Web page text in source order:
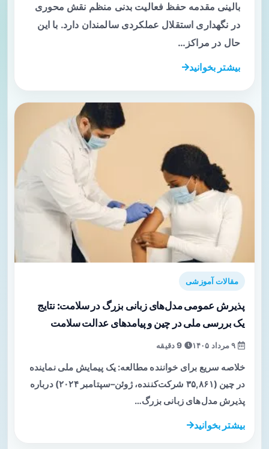
بالینی مقدمه حفظ فعالیت بدنی منظم نقش محوری
در نگهداری استقلال عملکردی سالمندان دارد. با این
حال در مراکز…
بیشتر بخوانید
مقالات آموزشی
پذیرش عمومی مدل‌های زبانی بزرگ در سلامت: نتایج
یک بررسی ملی در چین و پیامدهای عدالت سلامت
خلاصه سریع برای خواننده مطالعه: یک پیمایش ملی نماینده
در چین (۳۵,۸۶۱ شرکت‌کننده، ژوئن–سپتامبر ۲۰۲۴) درباره
پذیرش مدل‌های زبانی بزرگ…
بیشتر بخوانید